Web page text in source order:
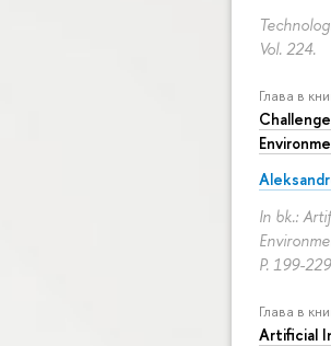
Vol. 224.
Глава в
In bk.:
P. 199-
Глава в
Artificial